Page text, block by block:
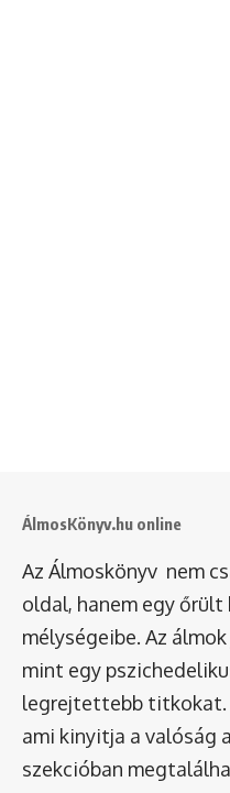
ÁlmosKönyv.hu online
Az Álmoskönyv nem
oldal, hanem egy
mélységeibe. Az
mint egy
legrejtettebb titkokat.
ami kinyitja a valóság
szekcióban